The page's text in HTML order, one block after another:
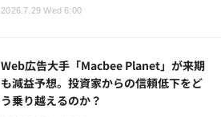
2026.7.29 Wed 6:00
Web広告大手「Macbee Planet」が来期
も減益予想。投資家からの信頼低下をど
う乗り越えるのか？